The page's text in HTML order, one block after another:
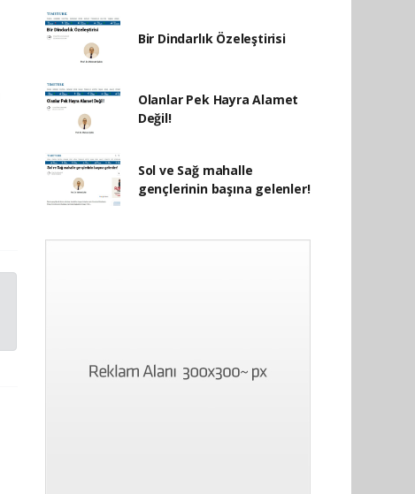
Bir Dindarlık Özeleştirisi
Olanlar Pek Hayra Alamet
Değil!
Sol ve Sağ mahalle
gençlerinin başına gelenler!